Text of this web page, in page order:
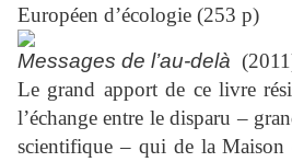
Européen d’écologie (253 p)
Messages de l’au-delà
Le grand apport de ce livre
l’échange entre le disparu –
scientifique – qui de la Maison